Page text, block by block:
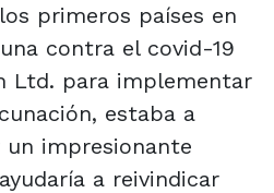
primeros países en
contra el covid-19
Ltd. para implementar
estaba a
impresionante
a reivindicar